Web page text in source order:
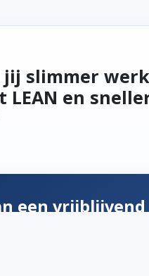
jij slimmer
LEAN en
een vrijblijvend